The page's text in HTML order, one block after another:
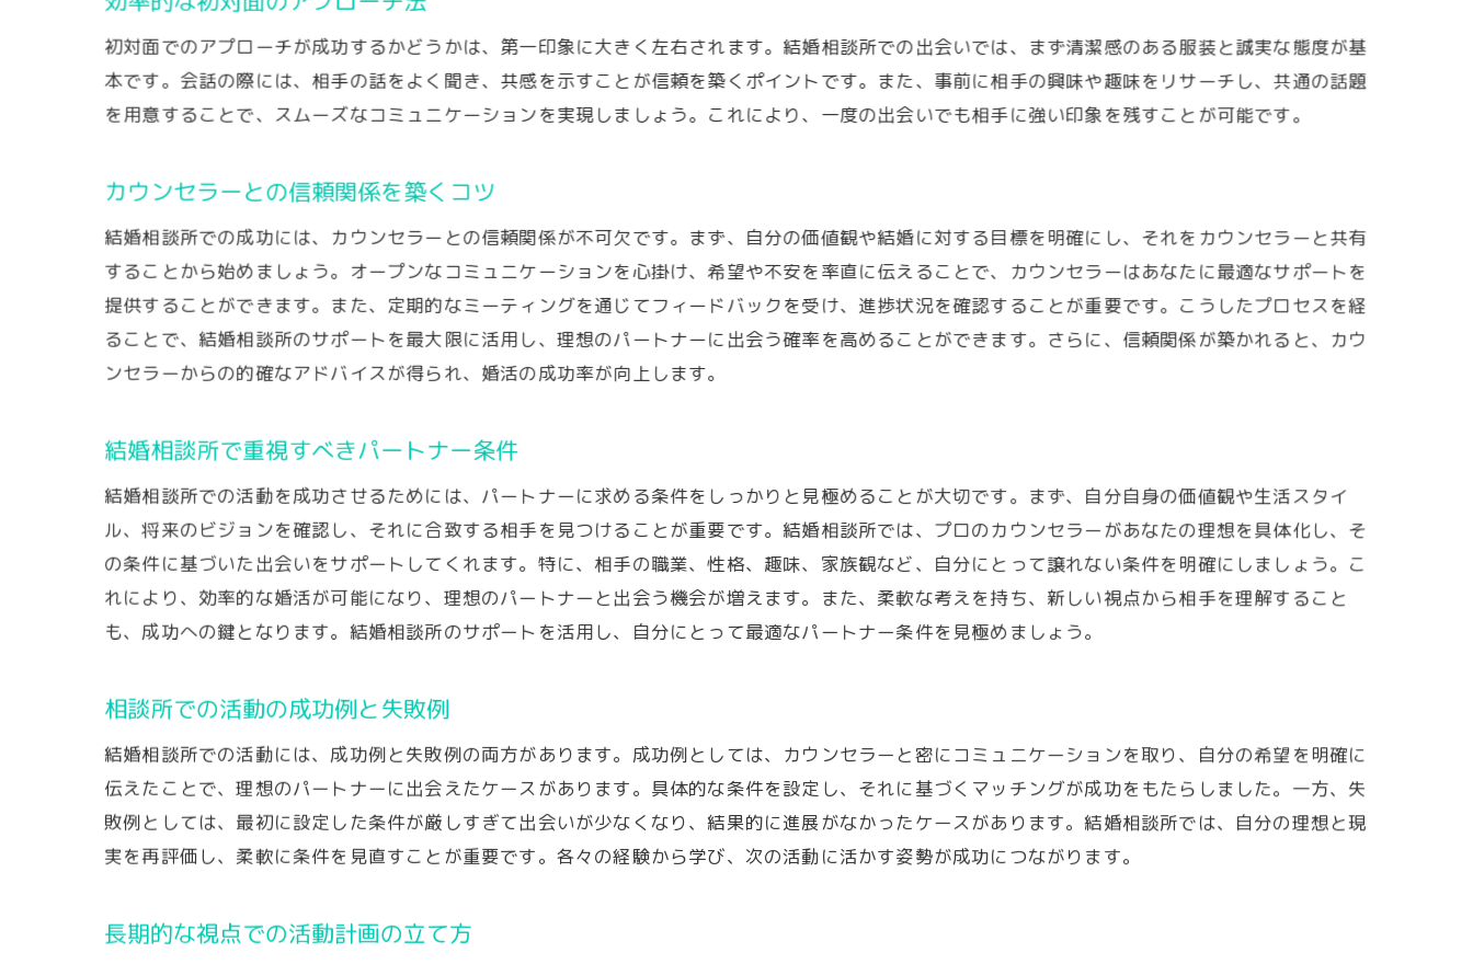
アプリでの自己PRの効果的な方法
相談所のアドバイスでアプリプロフィールを改善
アプリでのコミュニケーションの心得
結婚相談所のカウンセラーと共に進める理想の婚活
カウンセラーとの定期的な面談の重要性
パートナーに求める条件の具体化
カウンセラーとの信頼関係を築くステップ
個別サポートを活かした成功例
マッチングアプリの選び方で出会いの幅を広げる
自分に合ったアプリの見つけ方
アプリ選びで失敗しないためのポイント
口コミやレビューを活かした選択法
結婚相談所のアドバンテージを知り尽くそう
結婚相談所が提供する独自のサービス
アドバンテージを最大限活かすための手段
初対面でのアプローチが成功するかどうかは、第一印象に大きく左右されます。結婚相談所での出会いでは、まず清潔感のある服装と誠実な態度が基
本です。会話の際には、相手の話をよく聞き、共感を示すことが信頼を築くポイントです。また、事前に相手の興味や趣味をリサーチし、共通の話題
を用意することで、スムーズなコミュニケーションを実現しましょう。これにより、一度の出会いでも相手に強い印象を残すことが可能です。
カウンセラーとの信頼関係を築くコツ
結婚相談所での成功には、カウンセラーとの信頼関係が不可欠です。まず、自分の価値観や結婚に対する目標を明確にし、それをカウンセラーと共有
することから始めましょう。オープンなコミュニケーションを心掛け、希望や不安を率直に伝えることで、カウンセラーはあなたに最適なサポートを
提供することができます。また、定期的なミーティングを通じてフィードバックを受け、進捗状況を確認することが重要です。こうしたプロセスを経
ることで、結婚相談所のサポートを最大限に活用し、理想のパートナーに出会う確率を高めることができます。さらに、信頼関係が築かれると、カウ
ンセラーからの的確なアドバイスが得られ、婚活の成功率が向上します。
結婚相談所で重視すべきパートナー条件
結婚相談所での活動を成功させるためには、パートナーに求める条件をしっかりと見極めることが大切です。まず、自分自身の価値観や生活スタイ
ル、将来のビジョンを確認し、それに合致する相手を見つけることが重要です。結婚相談所では、プロのカウンセラーがあなたの理想を具体化し、そ
の条件に基づいた出会いをサポートしてくれます。特に、相手の職業、性格、趣味、家族観など、自分にとって譲れない条件を明確にしましょう。こ
れにより、効率的な婚活が可能になり、理想のパートナーと出会う機会が増えます。また、柔軟な考えを持ち、新しい視点から相手を理解すること
も、成功への鍵となります。結婚相談所のサポートを活用し、自分にとって最適なパートナー条件を見極めましょう。
相談所での活動の成功例と失敗例
結婚相談所での活動には、成功例と失敗例の両方があります。成功例としては、カウンセラーと密にコミュニケーションを取り、自分の希望を明確に
伝えたことで、理想のパートナーに出会えたケースがあります。具体的な条件を設定し、それに基づくマッチングが成功をもたらしました。一方、失
敗例としては、最初に設定した条件が厳しすぎて出会いが少なくなり、結果的に進展がなかったケースがあります。結婚相談所では、自分の理想と現
実を再評価し、柔軟に条件を見直すことが重要です。各々の経験から学び、次の活動に活かす姿勢が成功につながります。
長期的な視点での活動計画の立て方